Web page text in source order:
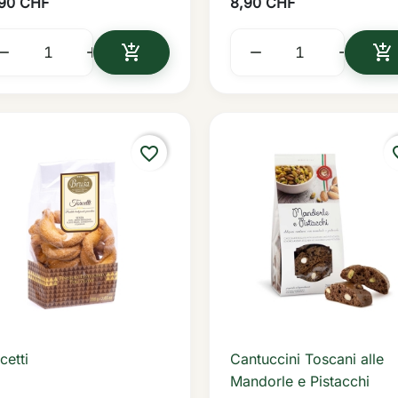
 
IN DEN WARENKORB
  
favorite_border
 Vorschau
Cantuccini Toscani alle
Mandorle e Pistacchi